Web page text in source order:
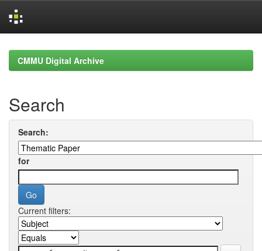
navigationCMMU Digital Archive
Search
Search:
for
Current filters: